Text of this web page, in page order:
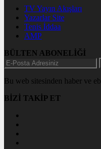
TV Yayın Akışları
Yazarlar Site
Tenis İddaa
AMP
BÜLTEN ABONELİĞİ
Bu web sitesinden haber ve
BİZİ TAKİP ET